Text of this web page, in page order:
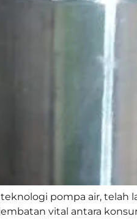
pompa air, telah
vital antara